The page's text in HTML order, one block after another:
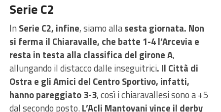
Serie C2
In Serie C2, infine, siamo allasesta giornata. Non
si ferma il Chiaravalle, che batte 1-4 l’Arcevia e
resta in testa alla classifica del girone A,
allungando il distacco dalle inseguitrici. Il Città di
Ostra e gli Amici del Centro Sportivo, infatti,
hanno pareggiato 3-3, così i chiaravallesi sono a +5
dal secondo posto.L’Acli Mantovani vince il derby